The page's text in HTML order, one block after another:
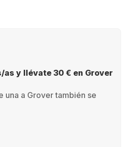
y llévate 30 € en Grover
una a Grover también se